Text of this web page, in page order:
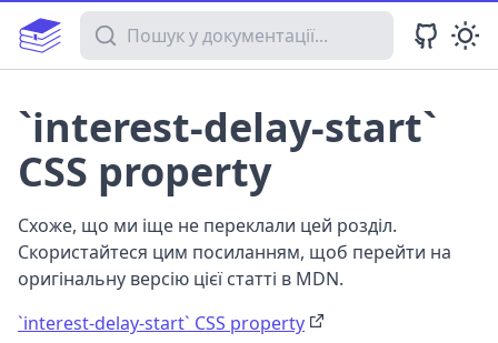
Пошук у документації
`interest-delay-start`
CSS property
Схоже, що ми іще не переклали цей розділ.
Скористайтеся цим посиланням, щоб перейти на
оригінальну версію цієї статті в MDN.
`interest-delay-start` CSS property